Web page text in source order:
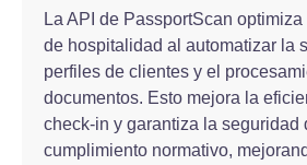
La API de PassportScan
de hospitalidad al automatizar la
perfiles de clientes y el
documentos. Esto mejora la
check-in y garantiza la seguridad
cumplimiento normativo,